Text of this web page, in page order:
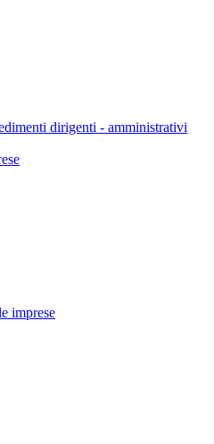
dirigenti - amministrativi
imprese